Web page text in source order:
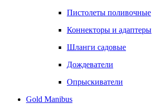
Пистолеты поливочные
Коннекторы и адаптеры
Шланги садовые
Дождеватели
Опрыскиватели
Gold Manibus